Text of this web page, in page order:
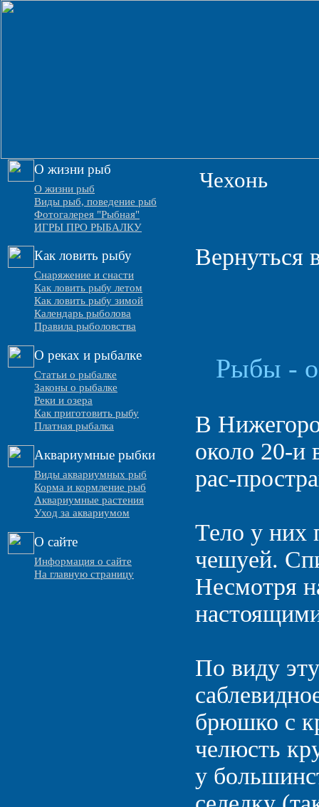
О жизни рыб
О жизни рыб
Виды рыб, поведение рыб
Фотогалерея "Рыбная"
ИГРЫ ПРО РЫБАЛКУ
Как ловить рыбу
Снаряжение и снасти
Как ловить рыбу летом
Как ловить рыбу зимой
Календарь рыболова
Правила рыболовства
О реках и рыбалке
Статьи о рыбалке
Законы о рыбалке
Реки и озера
Как приготовить рыбу
Платная рыбалка
Аквариумные рыбки
Виды аквариумных рыб
Корма и кормление рыб
Аквариумные растения
Уход за аквариумом
О сайте
Информация о сайте
На главную страницу
Чехонь
Вернуться
Рыбы -
В
около 20-и
рас-
Тело у них
чешуей.
Несмотря
По виду
брюшко с
челюсть
у